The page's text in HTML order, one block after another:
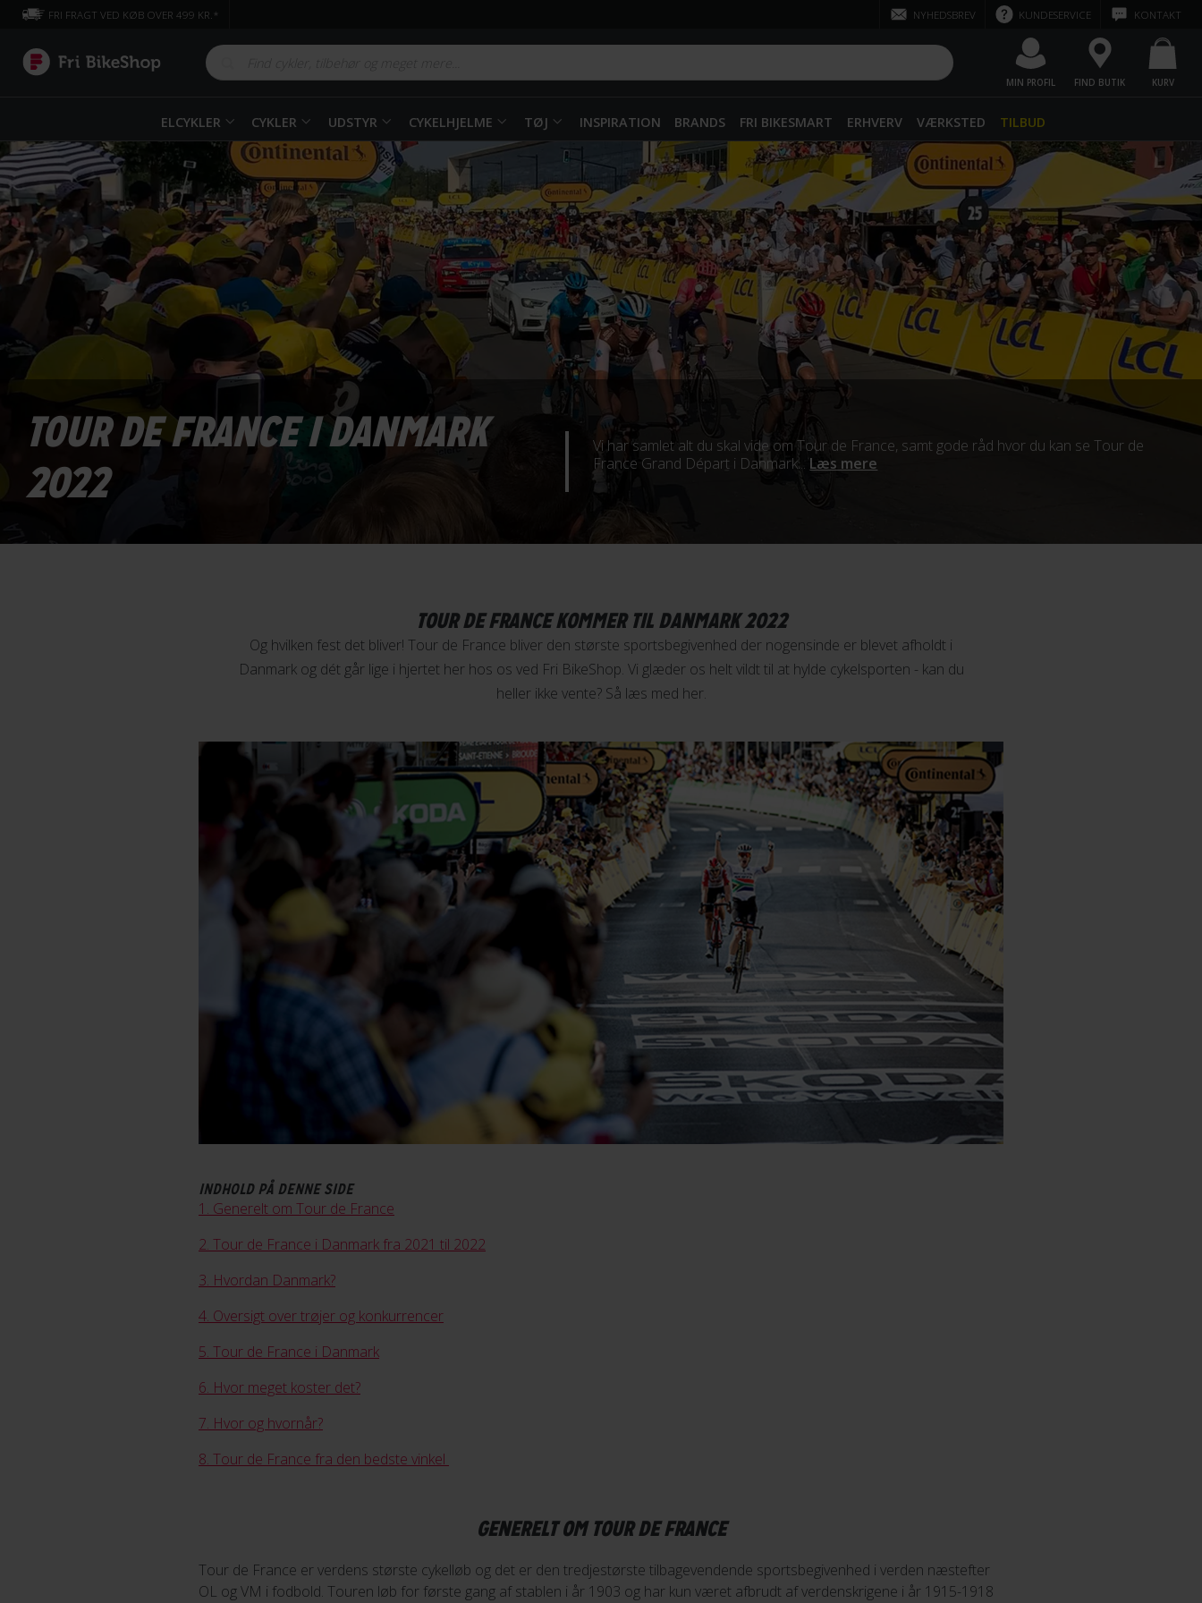
FRI FRAGT VED KØB OVER 499 KR.* NYHEDSBREV KUNDESERVICE KONTAKT
MIN PROFIL FIND BUTIK KURV
ELCYKLER CYKLER UDSTYR CYKELHJELME TØJ INSPIRATION BRANDS FRI BIKESMART ERHVERV VÆRKSTED TILBUD
TOUR DE FRANCE I DANMARK
2022
Vi har samlet alt du skal vide om Tour de France, samt gode råd hvor du kan se Tour de
France Grand Départ i Danmark... Læs mere
TOUR DE FRANCE KOMMER TIL DANMARK 2022
Og hvilken fest det bliver! Tour de France bliver den største sportsbegivenhed der nogensinde er blevet afholdt i
Danmark og dét går lige i hjertet her hos os ved Fri BikeShop. Vi glæder os helt vildt til at hylde cykelsporten - kan du
heller ikke vente? Så læs med her.
INDHOLD PÅ DENNE SIDE
1. Generelt om Tour de France
2. Tour de France i Danmark fra 2021 til 2022
3. Hvordan Danmark?
4. Oversigt over trøjer og konkurrencer
5. Tour de France i Danmark
6. Hvor meget koster det?
7. Hvor og hvornår?
8. Tour de France fra den bedste vinkel
GENERELT OM TOUR DE FRANCE
Tour de France er verdens største cykelløb og det er den tredjestørste tilbagevendende sportsbegivenhed i verden næstefter
OL og VM i fodbold. Touren løb for første gang af stablen i år 1903 og har kun været afbrudt af verdenskrigene i år 1915-1918